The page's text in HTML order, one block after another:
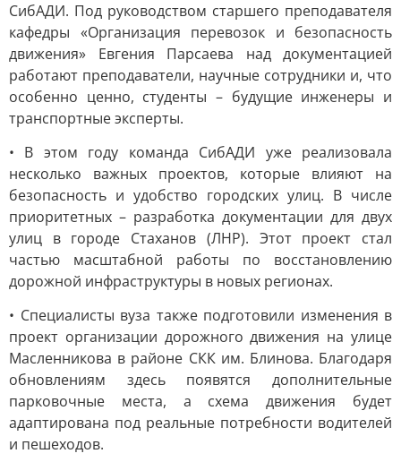
СибАДИ. Под руководством старшего преподавателя
кафедры «Организация перевозок и безопасность
движения» Евгения Парсаева над документацией
работают преподаватели, научные сотрудники и, что
особенно ценно, студенты – будущие инженеры и
транспортные эксперты.
• В этом году команда СибАДИ уже реализовала
несколько важных проектов, которые влияют на
безопасность и удобство городских улиц. В числе
приоритетных – разработка документации для двух
улиц в городе Стаханов (ЛНР). Этот проект стал
частью масштабной работы по восстановлению
дорожной инфраструктуры в новых регионах.
• Специалисты вуза также подготовили изменения в
проект организации дорожного движения на улице
Масленникова в районе СКК им. Блинова. Благодаря
обновлениям здесь появятся дополнительные
парковочные места, а схема движения будет
адаптирована под реальные потребности водителей
и пешеходов.